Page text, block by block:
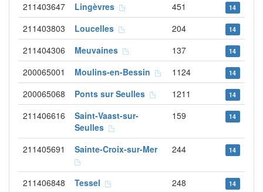
211403647 Lingèvres 451 14
211403803 Loucelles 204 14
211404306 Meuvaines 137 14
200065001 Moulins-en-Bessin 1124 14
200065068 Ponts sur Seulles 1211 14
211406616
Saint-Vaast-sur-
Seulles
159 14
211405691 Sainte-Croix-sur-Mer 244 14
211406848 Tessel 248 14